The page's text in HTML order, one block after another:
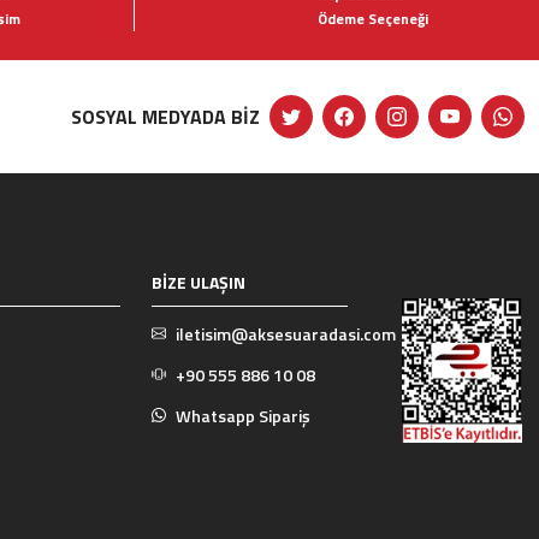
Ödeme Seçeneği
SOSYAL MEDYADA BİZ
BİZE ULAŞIN
iletisim@aksesuaradasi.com
+90 555 886 10 08
Whatsapp Sipariş